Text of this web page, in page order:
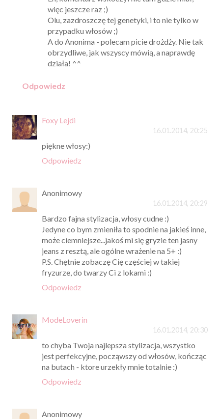
więc jeszcze raz ;)
Olu, zazdroszczę tej genetyki, i to nie tylko w
przypadku włosów ;)
A do Anonima - polecam picie drożdży. Nie tak
obrzydliwe, jak wszyscy mówią, a naprawdę
działa! ^^
Odpowiedz
Foxy Lejdi
16.01.2014, 20:25
piękne włosy:)
Odpowiedz
Anonimowy
16.01.2014, 20:29
Bardzo fajna stylizacja, włosy cudne :)
Jedyne co bym zmieniła to spodnie na jakieś inne,
może ciemniejsze...jakoś mi się gryzie ten jasny
jeans z resztą, ale ogólne wrażenie na 5+ :)
P.S. Chętnie zobaczę Cię częściej w takiej
fryzurze, do twarzy Ci z lokami :)
Odpowiedz
ModeLoverin
16.01.2014, 20:30
to chyba Twoja najlepsza stylizacja, wszystko
jest perfekcyjne, począwszy od włosów, kończąc
na butach - ktore urzekły mnie totalnie :)
Odpowiedz
Anonimowy